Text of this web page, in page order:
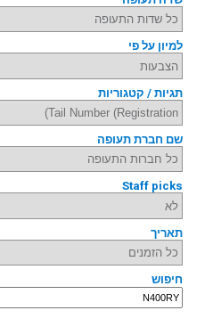
למיון על פי
תגיות / קטגוריות
שם חברת תעופה
Staff picks
תאריך
חיפוש